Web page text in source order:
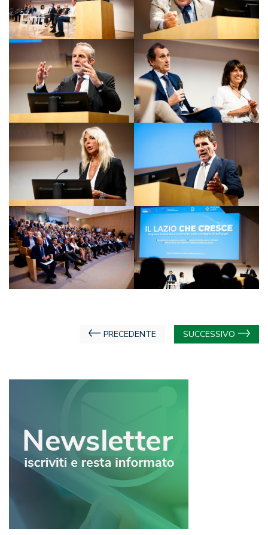
Navigazione
PRECEDENTE SUCCESSIVO